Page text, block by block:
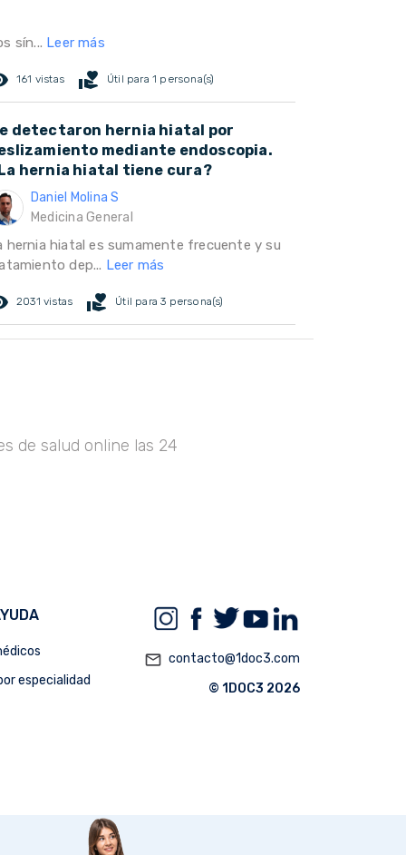
sín... Leer más
161 vistas volunteer_activism Útil para 1 persona(s)
detectaron hernia hiatal por
mediante endoscopia.
hernia hiatal tiene cura?
Daniel Molina S
Medicina General
hernia hiatal es sumamente frecuente y su
dep... Leer más
2031 vistas volunteer_activism Útil para 3 persona(s)
de salud online las 24
especialidad
mail_outline contacto@1doc3.com
© 1DOC3 2026